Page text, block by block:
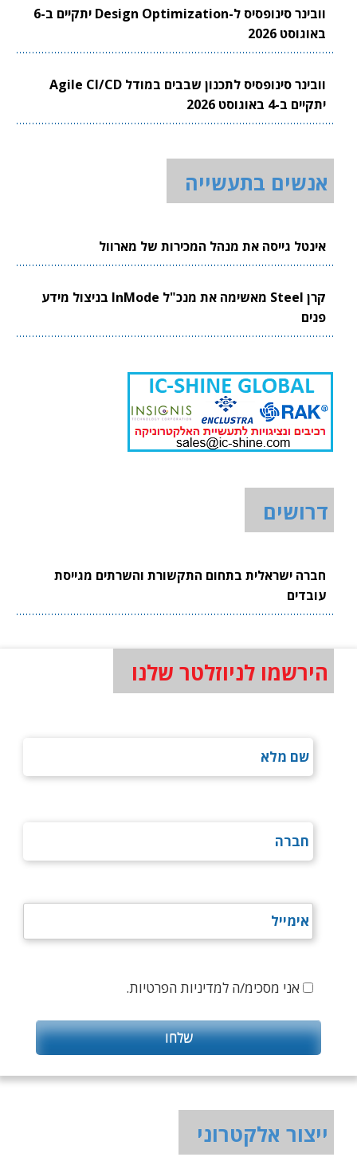
וובינר סינופסיס ל-Design Optimization יתקיים ב-6
באוגוסט 2026
וובינר סינופסיס לתכנון שבבים במודל Agile CI/CD
יתקיים ב-4 באוגוסט 2026
אנשים בתעשייה
אינטל גייסה את מנהל המכירות של מארוול
קרן Steel מאשימה את מנכ"ל InMode בניצול מידע
פנים
דרושים
חברה ישראלית בתחום התקשורת והשרתים מגייסת
עובדים
הירשמו לניוזלטר שלנו
אני מסכימ/ה למדיניות הפרטיות.
ייצור אלקטרוני